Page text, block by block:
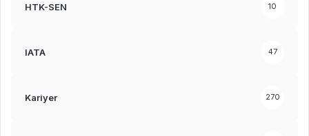
HTK-SEN 10
IATA 47
Kariyer 270